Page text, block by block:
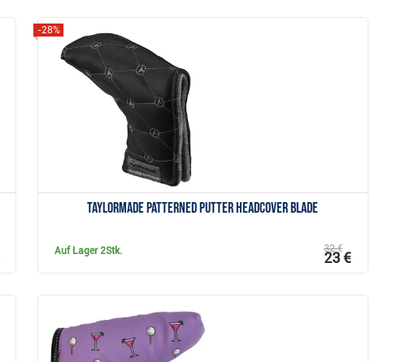
TaylorMade Patterned Putter Headcover Blade
-28%
Auf Lager2Stk. 32 €
23 €
Anzeigen